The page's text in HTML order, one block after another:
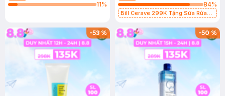
11%
84%
Bill Cerave 299K Tặng Sữa Rửa
-53% -50%